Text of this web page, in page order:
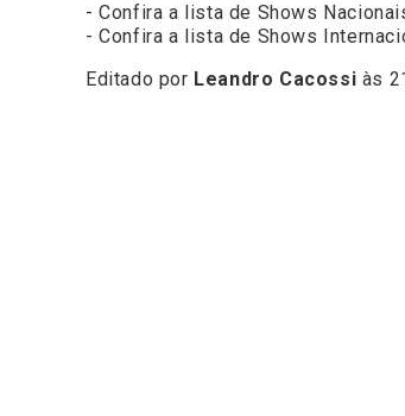
- Confira a lista de Shows
- Confira a lista de Shows
Editado por Leandro Cacossi às